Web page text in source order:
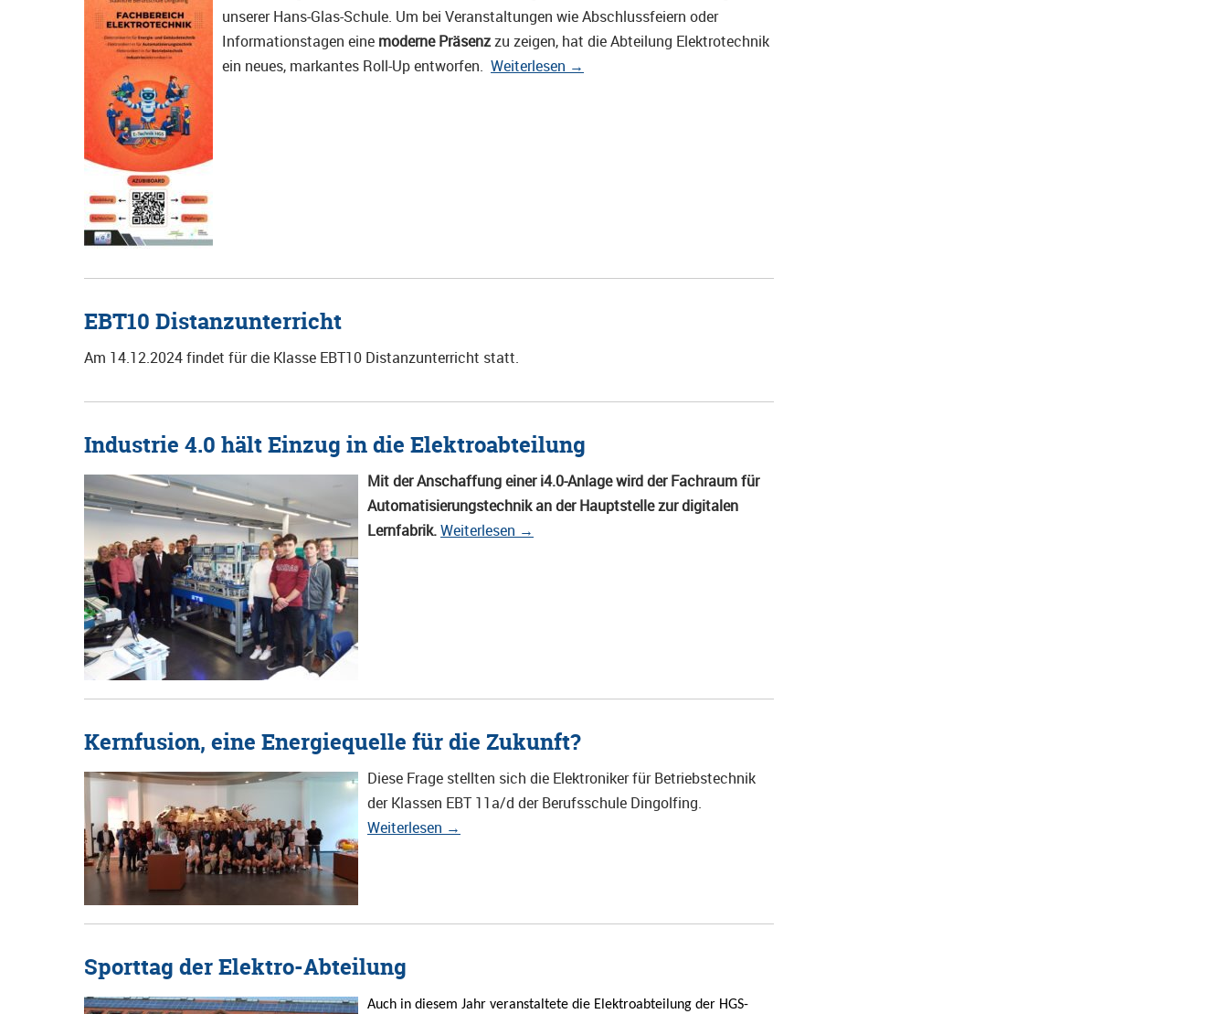
unserer Hans-Glas-Schule. Um bei Veranstaltungen wie Abschlussfeiern oder
Informationstagen eine moderne Präsenzzu zeigen, hat die Abteilung Elektrotechnik
ein neues, markantes Roll-Up entworfen. Weiterlesen →
EBT10 Distanzunterricht
Am 14.12.2024 findet für die Klasse EBT10 Distanzunterricht statt.
Industrie 4.0 hält Einzug in die Elektroabteilung
Mit der Anschaffung einer i4.0-Anlage wird der Fachraum für
Automatisierungstechnik an der Hauptstelle zur digitalen
Lernfabrik.Weiterlesen →
Kernfusion, eine Energiequelle für die Zukunft?
Diese Frage stellten sich die Elektroniker für Betriebstechnik
der Klassen EBT 11a/d der Berufsschule Dingolfing.
Weiterlesen →
Sporttag der Elektro-Abteilung
Auch in diesem Jahr veranstaltete die Elektroabteilung der HGS-